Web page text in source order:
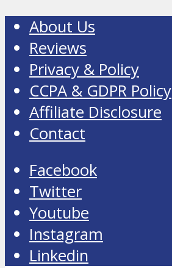
About Us
Reviews
Privacy & Policy
CCPA & GDPR Policy
Affiliate Disclosure
Contact
Facebook
Twitter
Youtube
Instagram
Linkedin